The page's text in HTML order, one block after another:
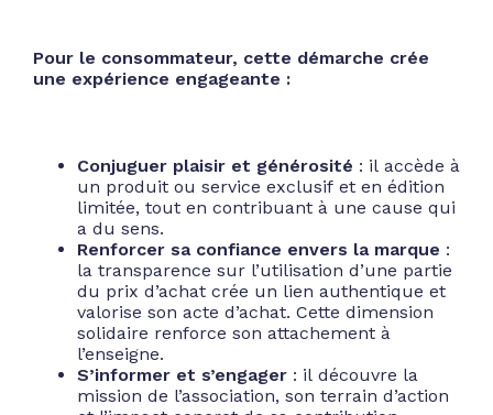
Pour le consommateur, cette démarche crée
une expérience engageante :
Conjuguer plaisir et générosité : il accède à
un produit ou service exclusif et en édition
limitée, tout en contribuant à une cause qui
a du sens.
Renforcer sa confiance envers la marque :
la transparence sur l’utilisation d’une partie
du prix d’achat crée un lien authentique et
valorise son acte d’achat. Cette dimension
solidaire renforce son attachement à
l’enseigne.
S’informer et s’engager : il découvre la
mission de l’association, son terrain d’action